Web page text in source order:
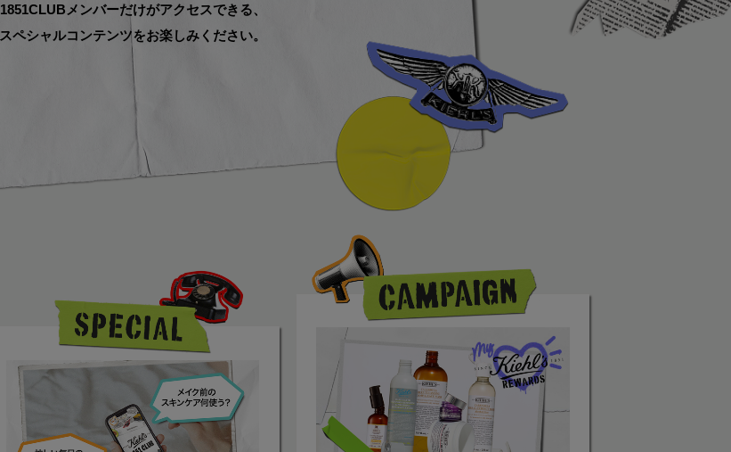
1851CLUBメンバーだけがアクセスできる、
スペシャルコンテンツをお楽しみください。